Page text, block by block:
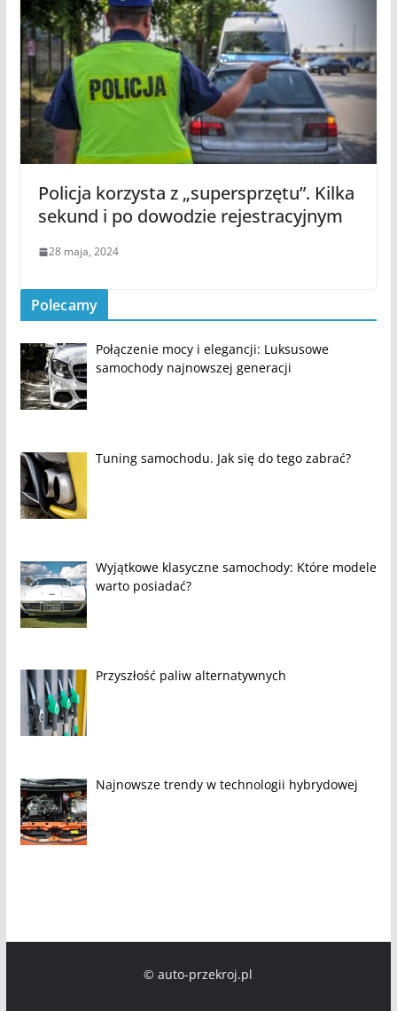
Policja korzysta z „supersprzętu”. Kilka
sekund i po dowodzie rejestracyjnym
28 maja, 2024
Polecamy
Połączenie mocy i elegancji: Luksusowe
samochody najnowszej generacji
Tuning samochodu. Jak się do tego zabrać?
Wyjątkowe klasyczne samochody: Które modele
warto posiadać?
Przyszłość paliw alternatywnych
Najnowsze trendy w technologii hybrydowej
© auto-przekroj.pl